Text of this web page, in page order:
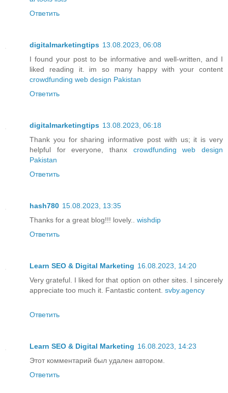
Ответить
digitalmarketingtips 13.08.2023, 06:08
I found your post to be informative and well-written, and I
liked reading it. im so many happy with your content
crowdfunding web design Pakistan
Ответить
digitalmarketingtips 13.08.2023, 06:18
Thank you for sharing informative post with us; it is very
helpful for everyone, thanx crowdfunding web design
Pakistan
Ответить
hash780 15.08.2023, 13:35
Thanks for a great blog!!! lovely.. wishdip
Ответить
Learn SEO & Digital Marketing 16.08.2023, 14:20
Very grateful. I liked for that option on other sites. I sincerely
appreciate too much it. Fantastic content. svby.agency
Ответить
Learn SEO & Digital Marketing 16.08.2023, 14:23
Этот комментарий был удален автором.
Ответить